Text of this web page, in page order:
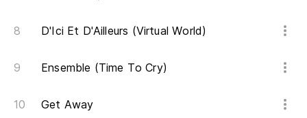
D'Ici Et D'Ailleurs (Virtual World)
Ensemble (Time To Cry)
Get Away